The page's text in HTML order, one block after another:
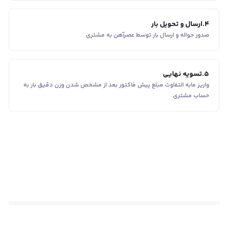
4
.ارسال و تحویل بار
صدور حواله و ارسال بار توسط عصرآهن به مشتری
5
.تسویه نهایی
واریز مابه التفاوت مبلغ پیش فاکتور بعد از مشخص شدن وزن دقیق بار به
حساب مشتری